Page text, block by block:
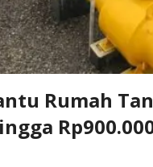
Rumah